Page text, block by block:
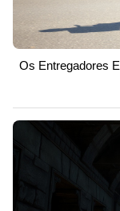
Os Entregadores